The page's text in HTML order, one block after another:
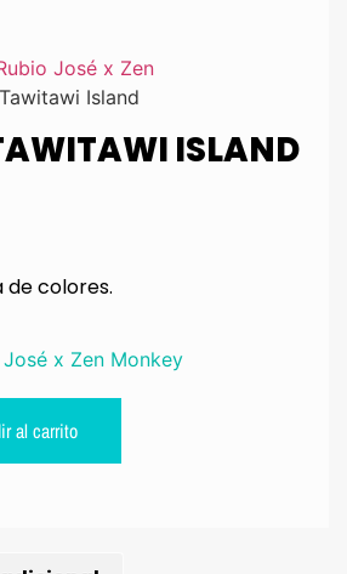
José x Zen
Island
ISLAND
de colores.
José x Zen Monkey
al carrito